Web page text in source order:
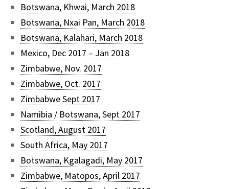
Botswana, Khwai, March 2018
Botswana, Nxai Pan, March 2018
Botswana, Kalahari, March 2018
Mexico, Dec 2017 – Jan 2018
Zimbabwe, Nov. 2017
Zimbabwe, Oct. 2017
Zimbabwe Sept 2017
Namibia / Botswana, Sept 2017
Scotland, August 2017
South Africa, May 2017
Botswana, Kgalagadi, May 2017
Zimbabwe, Matopos, April 2017